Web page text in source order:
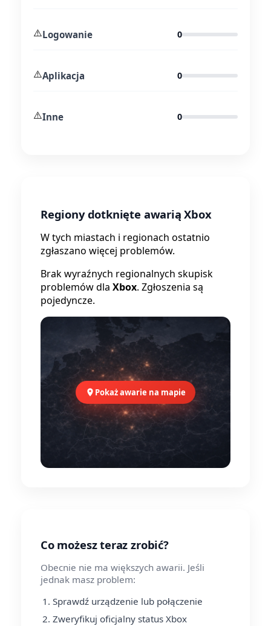
⚠️Logowanie 0
⚠️Aplikacja 0
⚠️Inne 0
Regiony dotknięte awarią Xbox
W tych miastach i regionach ostatnio
zgłaszano więcej problemów.
Brak wyraźnych regionalnych skupisk
problemów dla Xbox. Zgłoszenia są
pojedyncze.
Pokaż awarie na mapie
Co możesz teraz zrobić?
Obecnie nie ma większych awarii. Jeśli
jednak masz problem:
Sprawdź urządzenie lub połączenie
Zweryfikuj oficjalny status Xbox